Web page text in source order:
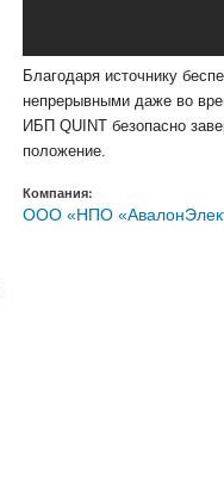
Благодаря источнику
непрерывными даже во
ИБП QUINT безопасно
положение.
Компания:
ООО «НПО